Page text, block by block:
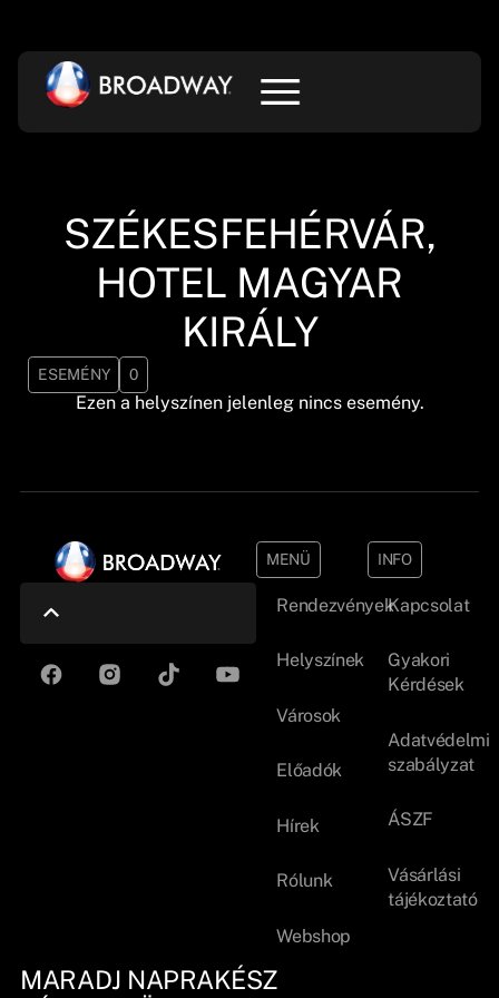
SZÉKESFEHÉRVÁR,
HOTEL MAGYAR
KIRÁLY
ESEMÉNY 0
Ezen a helyszínen jelenleg nincs esemény.
MENÜ
Rendezvények
Helyszínek
Városok
Előadók
Hírek
Rólunk
Webshop
INFO
Kapcsolat
Gyakori
Kérdések
Adatvédelmi
szabályzat
ÁSZF
Vásárlási
tájékoztató
MARADJ NAPRAKÉSZ